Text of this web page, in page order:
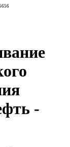
-